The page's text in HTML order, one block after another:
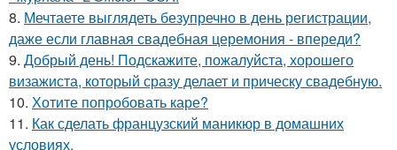
8. Мечтаете выглядеть безупречно в день регистрации,
даже если главная свадебная церемония - впереди?
9. Добрый день! Подскажите, пожалуйста, хорошего
визажиста, который сразу делает и прическу свадебную.
10. Хотите попробовать каре?
11. Как сделать французский маникюр в домашних
условиях.